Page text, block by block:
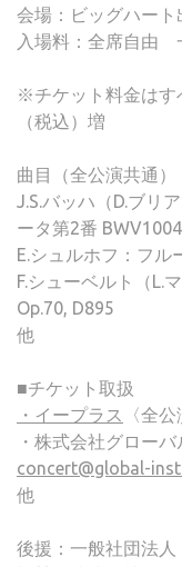
会場：ビッグハー
入場料：全席自由
※チケット料金はす
（税込）増
曲目（全公演共通）
J.S.バッハ（D.ブリ
ータ第2番
E.シュルホフ：フル
F.シューベルト（L.
Op.70, D895
他
■チケット取扱
・イープラス
〈全公
・株式会社グロー
concert@global-
他
後援：一般社団法